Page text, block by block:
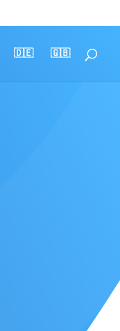
🇩🇪 🇬🇧